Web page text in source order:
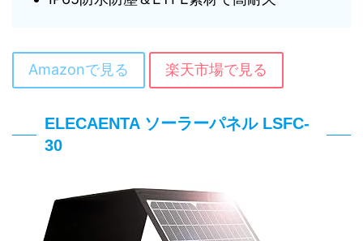
Amazonで見る 楽天市場で見る
ELECAENTA ソーラーパネル LSFC-
30